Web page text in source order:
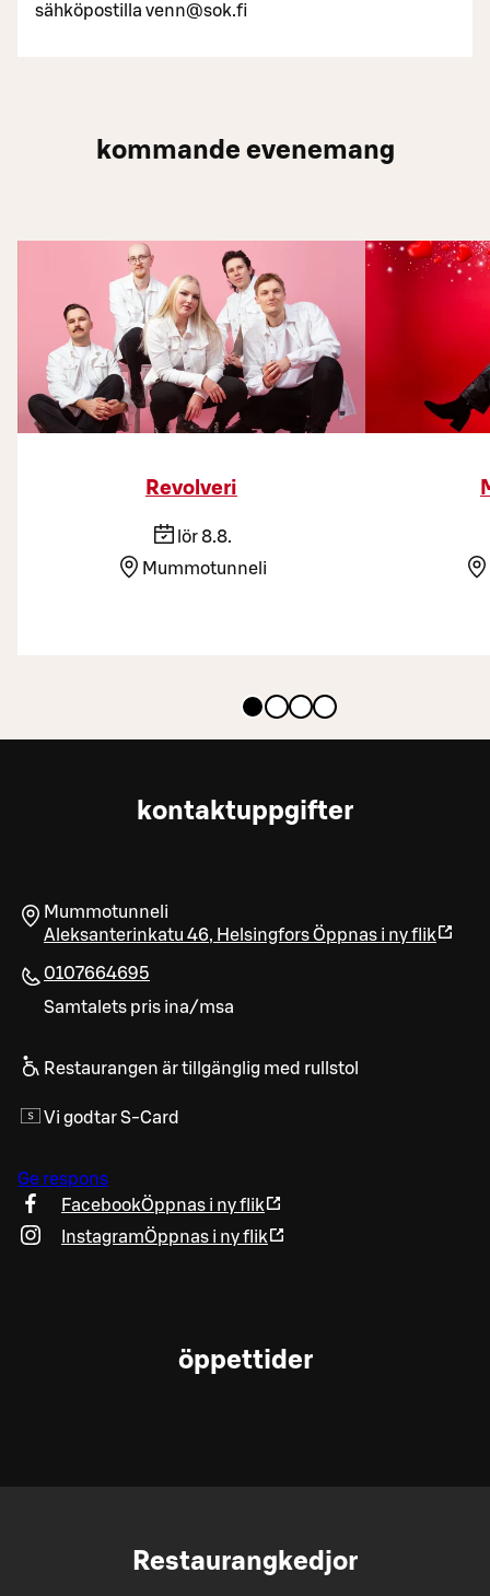
sähköpostilla venn@sok.fi
kommande evenemang
Revolveri
lör 8.8.
Mummotunneli
kontaktuppgifter
Mummotunneli
Aleksanterinkatu 46, HelsingforsÖppnas i ny flik
0107664695
Samtalets pris ina/msa
Restaurangen är tillgänglig med rullstol
Vi godtar S-Card
Ge respons
FacebookÖppnas i ny flik
InstagramÖppnas i ny flik
öppettider
Restaurangkedjor